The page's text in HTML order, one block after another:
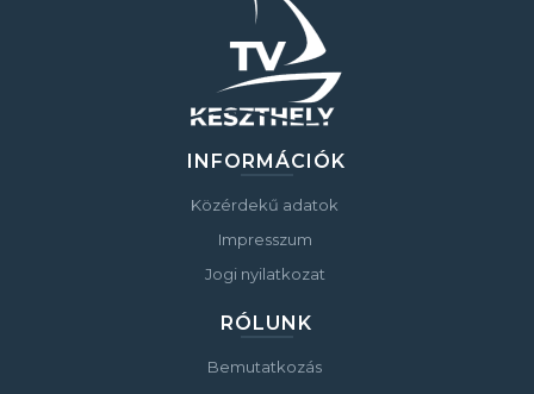
INFORMÁCIÓK
Közérdekű adatok
Impresszum
Jogi nyilatkozat
RÓLUNK
Bemutatkozás